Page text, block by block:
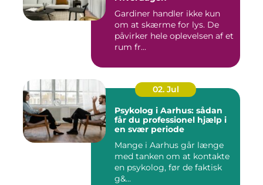
Gardiner handler ikke kun
om at skærme for lys. De
påvirker hele oplevelsen af et
rum fr...
02. Jul
Psykolog i Aarhus: sådan
får du professionel hjælp i
en svær periode
Mange i Aarhus går længe
med tanken om at kontakte
en psykolog, før de faktisk
g&...